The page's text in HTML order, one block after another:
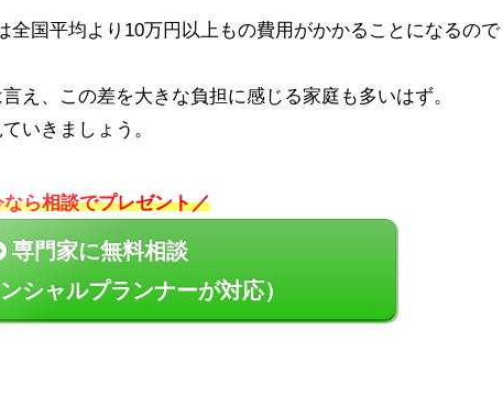
全国平均より10万円以上もの費用がかかることになるので
え、この差を大きな負担に感じる家庭も多いはず。
いきましょう。
なら相談でプレゼント／
専門家に無料相談
シャルプランナーが対応）